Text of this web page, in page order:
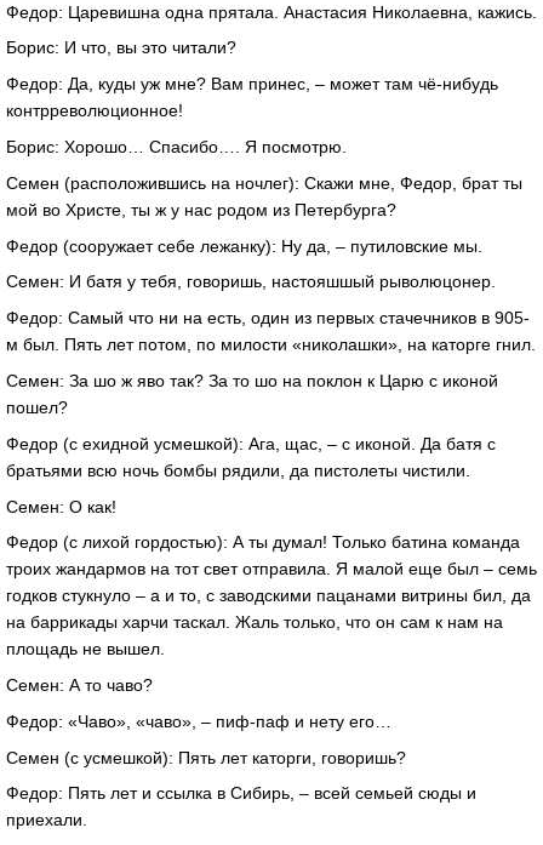
Федор: Царевишна одна прятала. Анастасия Николаевна, кажись.
Борис: И что, вы это читали?
Федор: Да, куды уж мне? Вам принес, – может там чё-нибудь
контрреволюционное!
Борис: Хорошо… Спасибо…. Я посмотрю.
Семен (расположившись на ночлег): Скажи мне, Федор, брат ты
мой во Христе, ты ж у нас родом из Петербурга?
Федор (сооружает себе лежанку): Ну да, – путиловские мы.
Семен: И батя у тебя, говоришь, настояшшый рыволюцонер.
Федор: Самый что ни на есть, один из первых стачечников в 905-
м был. Пять лет потом, по милости «николашки», на каторге гнил.
Семен: За шо ж яво так? За то шо на поклон к Царю с иконой
пошел?
Федор (с ехидной усмешкой): Ага, щас, – с иконой. Да батя с
братьями всю ночь бомбы рядили, да пистолеты чистили.
Семен: О как!
Федор (с лихой гордостью): А ты думал! Только батина команда
троих жандармов на тот свет отправила. Я малой еще был – семь
годков стукнуло – а и то, с заводскими пацанами витрины бил, да
на баррикады харчи таскал. Жаль только, что он сам к нам на
площадь не вышел.
Семен: А то чаво?
Федор: «Чаво», «чаво», – пиф-паф и нету его…
Семен (с усмешкой): Пять лет каторги, говоришь?
Федор: Пять лет и ссылка в Сибирь, – всей семьей сюды и
приехали.